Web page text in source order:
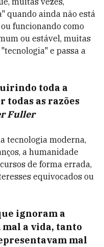
quando ainda não está
funcionando como
ou estável, muitas
e passa a
toda a
todas as razões
Fuller
tecnologia moderna,
a humanidade
de forma errada,
equivocados ou
ignoram a
a vida, tanto
mal